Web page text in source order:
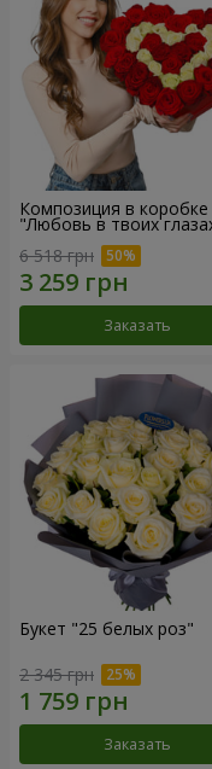
Композиция в коробке
"Любовь в твоих
6 518 грн
Заказать
Букет "25 белых роз"
2 345 грн
Заказать